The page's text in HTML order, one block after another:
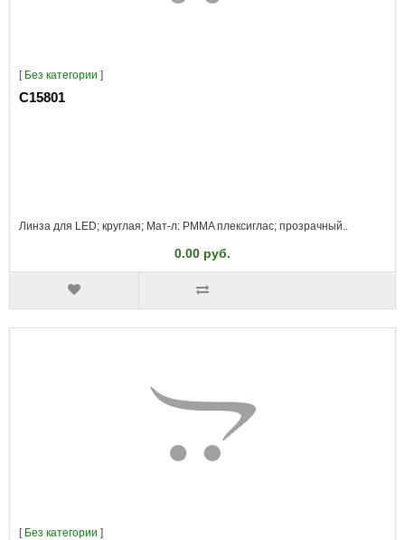
[ Без категории ]
C15801
Линза для LED; круглая; Мат-л: PMMA плексиглас; прозрачный..
0.00 руб.
[ Без категории ]